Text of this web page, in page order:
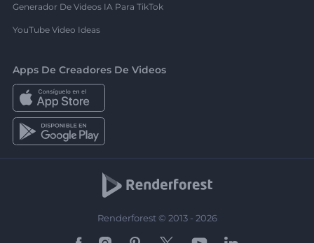
Generador De Videos IA Para TikTok
YouTube Video Ideas
Apps De Creadores De Videos
Renderforest © 2013 - 2026